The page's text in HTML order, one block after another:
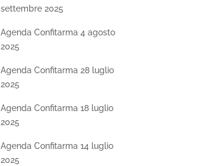
settembre 2025
Agenda Confitarma 4 agosto
2025
Agenda Confitarma 28 luglio
2025
Agenda Confitarma 18 luglio
2025
Agenda Confitarma 14 luglio
2025